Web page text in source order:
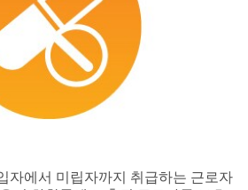
자에서 미립자까지 취급하는 근로자